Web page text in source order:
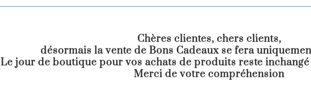
Chères clientes, chers clients,
désormais la vente de Bons Cadeaux se fera
Le jour de boutique pour vos achats de produits reste inchangé
Merci de votre compréhension